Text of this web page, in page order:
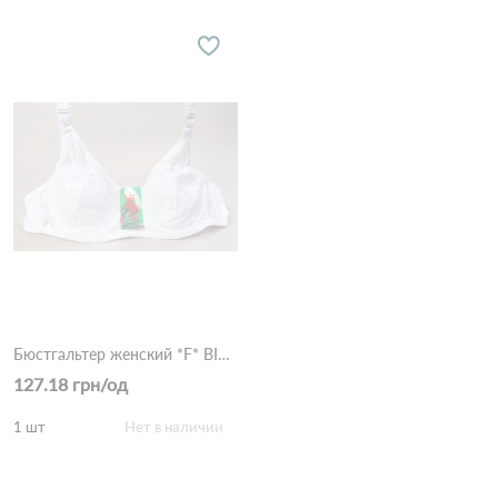
Бюстгальтер женский *F* BIWEIER 13623 1,2 Белый
127.18 грн/од
1 шт Нет в наличии